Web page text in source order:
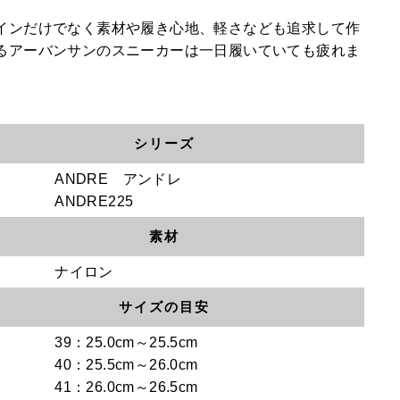
ンだけでなく素材や履き心地、軽さなども追求して作
アーバンサンのスニーカーは一日履いていても疲れま
シリーズ
ANDRE アンドレ
ANDRE225
素材
ナイロン
サイズの目安
39：25.0cm～25.5cm
40：25.5cm～26.0cm
41：26.0cm～26.5cm